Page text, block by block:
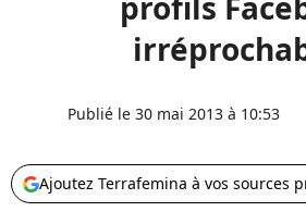
Publié le 30 mai 2013 à 10:53
Ajoutez Terrafemina à vos sources